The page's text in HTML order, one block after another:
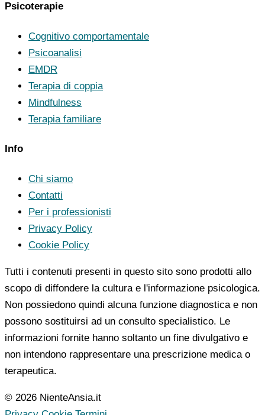
Psicoterapie
Cognitivo comportamentale
Psicoanalisi
EMDR
Terapia di coppia
Mindfulness
Terapia familiare
Info
Chi siamo
Contatti
Per i professionisti
Privacy Policy
Cookie Policy
Tutti i contenuti presenti in questo sito sono prodotti allo
scopo di diffondere la cultura e l'informazione psicologica.
Non possiedono quindi alcuna funzione diagnostica e non
possono sostituirsi ad un consulto specialistico. Le
informazioni fornite hanno soltanto un fine divulgativo e
non intendono rappresentare una prescrizione medica o
terapeutica.
© 2026 NienteAnsia.it